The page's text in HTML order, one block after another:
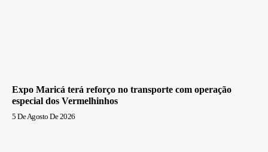
Expo Maricá terá reforço no transporte com operação
especial dos Vermelhinhos
5 De Agosto De 2026